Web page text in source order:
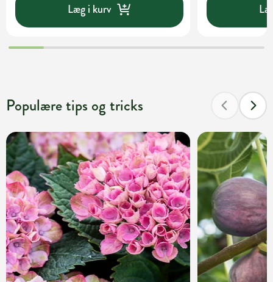
Læg i kurv
Populære tips og tricks